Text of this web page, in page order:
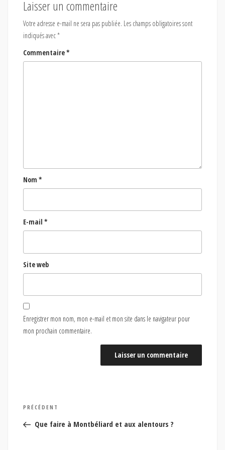
Laisser un commentaire
Votre adresse e-mail ne sera pas publiée. Les champs obligatoires sont
indiqués avec*
Commentaire*
Nom *
E-mail *
Site web
Enregistrer mon nom, mon e-mail et mon site dans le navigateur pour
mon prochain commentaire.
Navigation
de
Article
précédent
PRÉCÉDENT
Que faire à Montbéliard et aux alentours ?